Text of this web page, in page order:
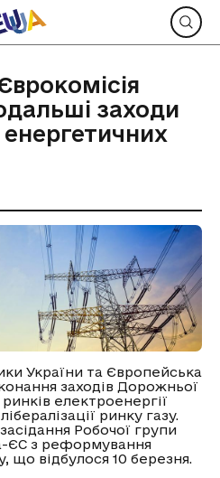
заходи
енергетичних
України та Європейська
заходів Дорожньої
електроенергії
ринку газу.
Робочої групи
ЄС з реформування
що відбулося 10 березня.